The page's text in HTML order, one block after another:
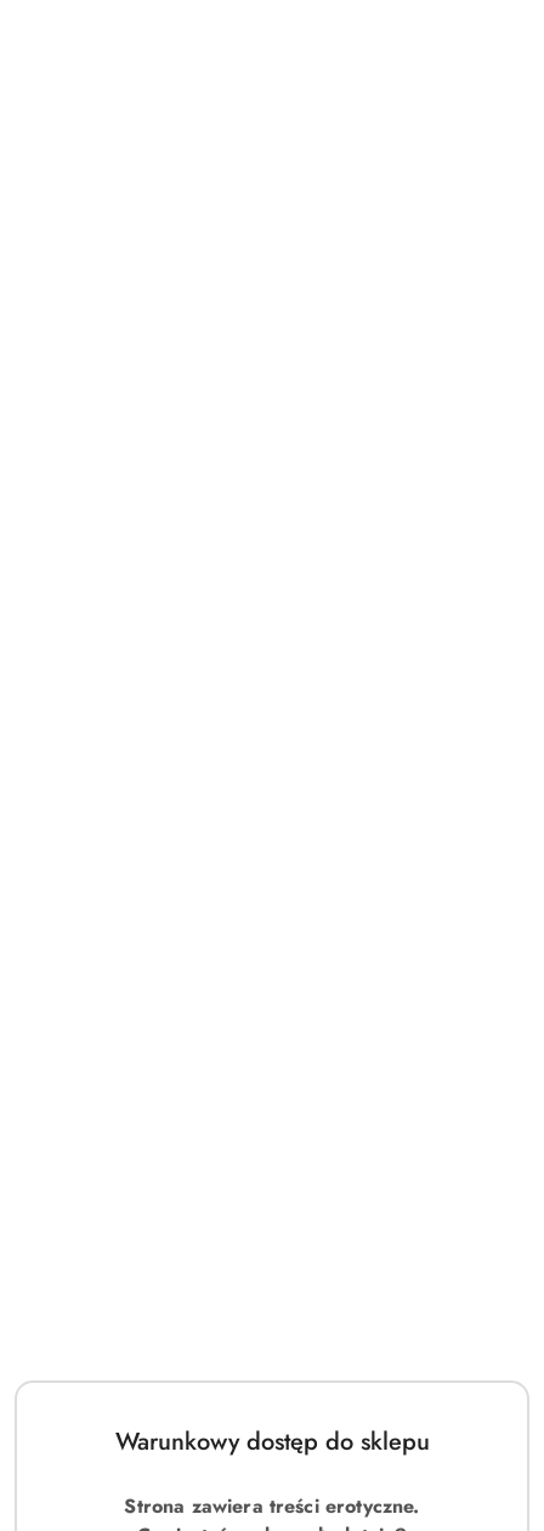
Warunkowy dostęp do sklepu
Strona zawiera treści erotyczne.